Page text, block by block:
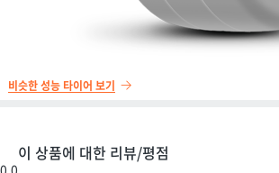
비슷한 성능 타이어 보기
이 상품에 대한 리뷰/평점